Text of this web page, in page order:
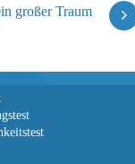
großer Traum